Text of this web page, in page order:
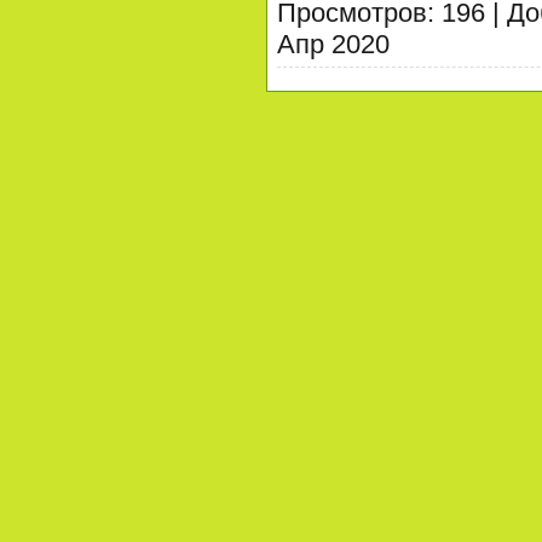
Просмотров: 196 |
Апр 2020